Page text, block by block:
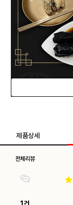
제품상세
전체리뷰